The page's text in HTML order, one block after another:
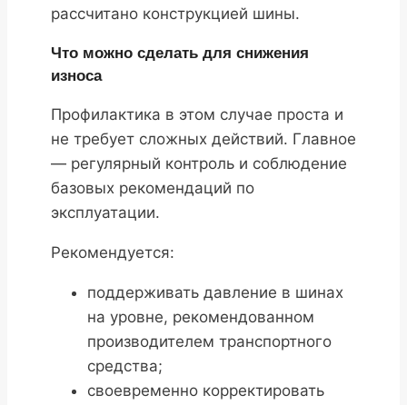
рассчитано конструкцией шины.
Что можно сделать для снижения
износа
Профилактика в этом случае проста и
не требует сложных действий. Главное
— регулярный контроль и соблюдение
базовых рекомендаций по
эксплуатации.
Рекомендуется:
поддерживать давление в шинах
на уровне, рекомендованном
производителем транспортного
средства;
своевременно корректировать